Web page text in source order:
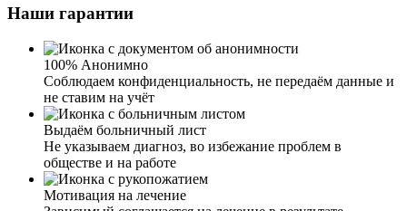
наркологу за вывод из запоя моей дочери! Столкнулась
с таким в первые. Дочь пришла домой просто в
неадекватном состоянии, еле стояла на ногах, было
бледное лицо. Испугавшись, я обратилась к вам. Было
уже довольно поздно, и я думала, никуда и не
дозвонюсь. Но вы ответили быстро, и ночью приехали к
нам. Осмотрев мою дочь и узнав всю информацию,
была поставлена капельница – у дочери было сильное
отравление. От ваших услуг только положительные
эмоции и результат.
Наши гарантии
100% Анонимно
Соблюдаем конфиденциальность, не передаём данные и
не ставим на учёт
Выдаём больничный лист
Не указываем диагноз, во избежание проблем в
обществе и на работе
Мотивация на лечение